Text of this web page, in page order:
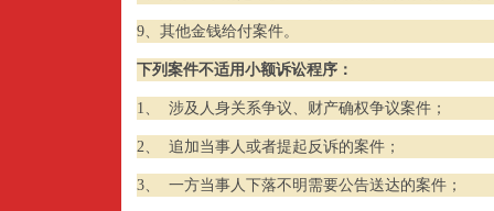
9、其他金钱给付案件。
下列案件不适用小额诉讼程序：
1、 涉及人身关系争议、财产确权争议案件；
2、 追加当事人或者提起反诉的案件；
3、 一方当事人下落不明需要公告送达的案件；